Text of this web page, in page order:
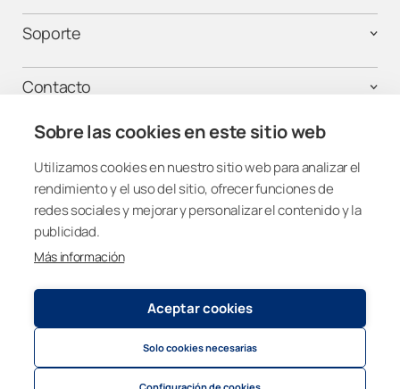
Sobre las cookies en este sitio web
Utilizamos cookies en nuestro sitio web para analizar el
rendimiento y el uso del sitio, ofrecer funciones de
redes sociales y mejorar y personalizar el contenido y la
publicidad.
Más información
Aceptar cookies
Solo cookies necesarias
Configuración de cookies
Soporte
Contacto
¡Mantente conectado!
Política de privacidad y cookies